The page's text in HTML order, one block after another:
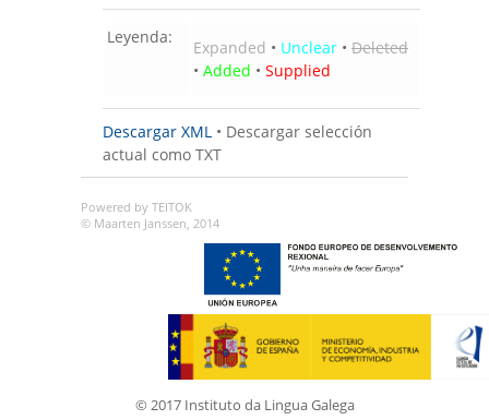
Leyenda:
Expanded • Unclear • Deleted
• Added • Supplied
Descargar XML • Descargar selección
actual como TXT
Powered by TEITOK
© Maarten Janssen, 2014
© 2017 Instituto da Lingua Galega